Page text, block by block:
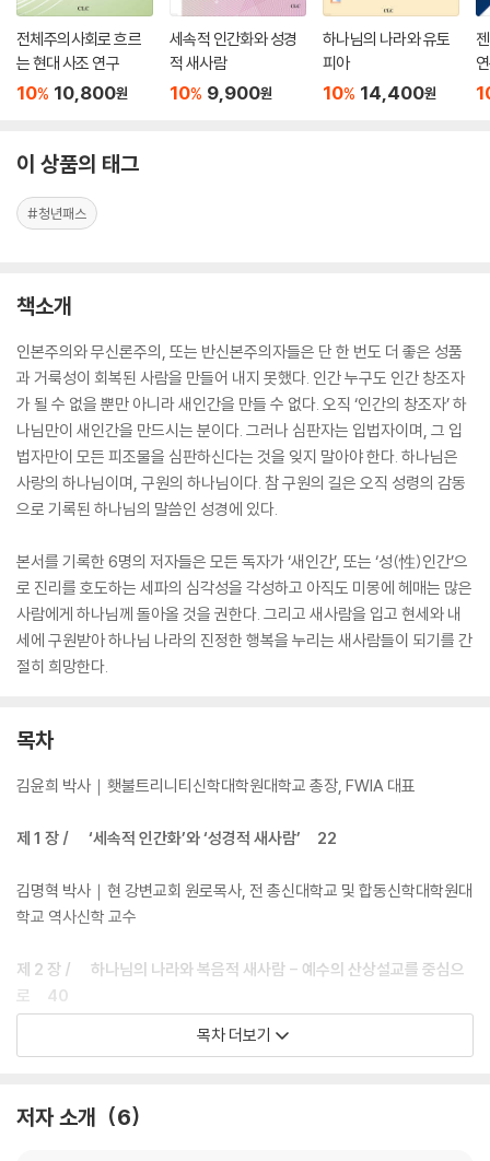
전체주의사회로 흐르
는 현대 사조 연구
10% 10,800원
세속적 인간화와 성경
적 새사람
10% 9,900원
하나님의 나라와 유토
피아
10% 14,400원
이 상품의 태그
#청년패스
책소개
인본주의와 무신론주의, 또는 반신본주의자들은 단 한 번도 더 좋은 성품
과 거룩성이 회복된 사람을 만들어 내지 못했다. 인간 누구도 인간 창조자
가 될 수 없을 뿐만 아니라 새인간을 만들 수 없다. 오직 ‘인간의 창조자’ 하
나님만이 새인간을 만드시는 분이다. 그러나 심판자는 입법자이며, 그 입
법자만이 모든 피조물을 심판하신다는 것을 잊지 말아야 한다. 하나님은
사랑의 하나님이며, 구원의 하나님이다. 참 구원의 길은 오직 성령의 감동
으로 기록된 하나님의 말씀인 성경에 있다.
본서를 기록한 6명의 저자들은 모든 독자가 ‘새인간’, 또는 ‘성(性)인간’으
로 진리를 호도하는 세파의 심각성을 각성하고 아직도 미몽에 헤매는 많은
사람에게 하나님께 돌아올 것을 권한다. 그리고 새사람을 입고 현세와 내
세에 구원받아 하나님 나라의 진정한 행복을 누리는 새사람들이 되기를 간
절히 희망한다.
목차
김윤희 박사｜횃불트리니티신학대학원대학교 총장, FWIA 대표
제 1 장 / ‘세속적 인간화’와 ‘성경적 새사람’ 22
김명혁 박사｜현 강변교회 원로목사, 전 총신대학교 및 합동신학대학원대
학교 역사신학 교수
제 2 장 / 하나님의 나라와 복음적 새사람 - 예수의 산상설교를 중심으
로 40
김영한 박사｜현 기독교학술원 원장, 숭실대학교 기독교학과 명예교수
a)과 성화론적 기독교 윤리 83
목차 더보기
저자 소개 6